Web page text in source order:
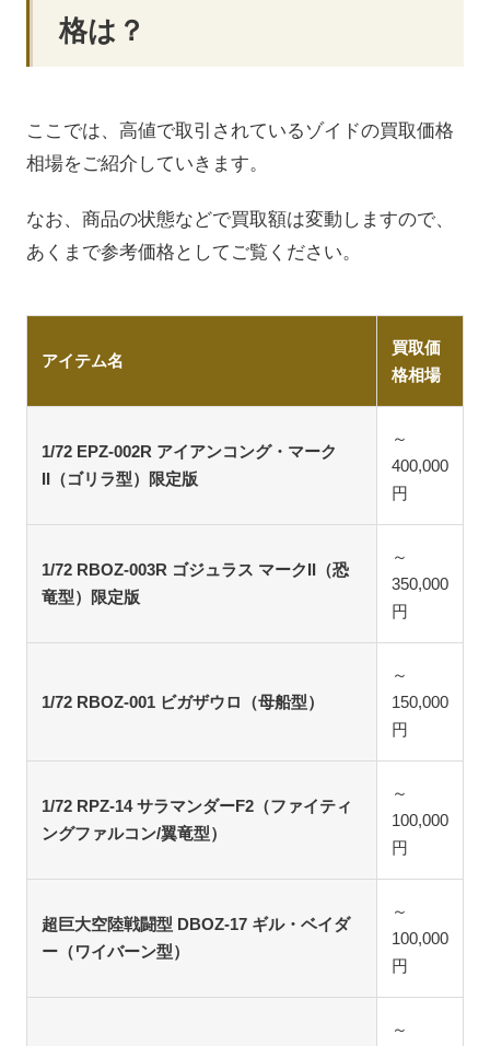
格は？
ここでは、高値で取引されているゾイドの買取価格
相場をご紹介していきます。
なお、商品の状態などで買取額は変動しますので、
あくまで参考価格としてご覧ください。
アイテム名
買取価
格相場
1/72 EPZ-002R アイアンコング・マーク
II（ゴリラ型）限定版
～
400,000
円
1/72 RBOZ-003R ゴジュラス マークII（恐
竜型）限定版
～
350,000
円
1/72 RBOZ-001 ビガザウロ（母船型）
～
150,000
円
1/72 RPZ-14 サラマンダーF2（ファイティ
ングファルコン/翼竜型）
～
100,000
円
超巨大空陸戦闘型 DBOZ-17 ギル・ベイダ
ー（ワイバーン型）
～
100,000
円
～